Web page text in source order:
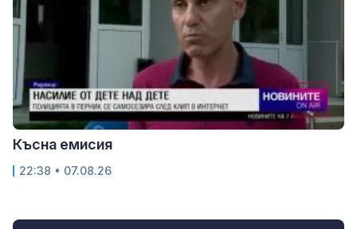
Късна емисия
22:38 • 07.08.26